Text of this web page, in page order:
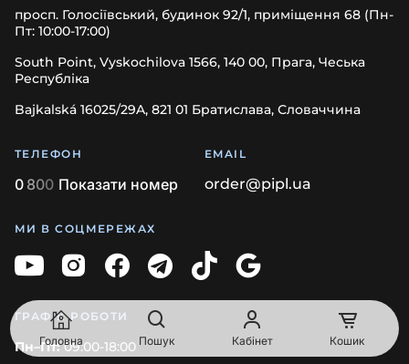
Головна Пошук Кабінет Кошик
просп. Голосіївський, будинок 92/1, приміщення 68 (Пн-
Пт: 10:00-17:00)
South Point, Vyskochilova 1566, 140 00, Прага, Чеська
Республіка
Bajkalská 16025/29A, 821 01 Братислава, Словаччина
ТЕЛЕФОН
0 800 Показати номер
EMAIL
order@pipl.ua
МИ В СОЦМЕРЕЖАХ
ГРАФІК РОБОТИ
Пн–Пт:09:00-18:00